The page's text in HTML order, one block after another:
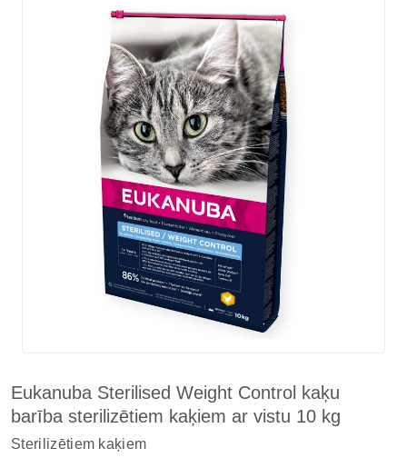
Eukanuba Sterilised Weight Control kaķu
barība sterilizētiem kaķiem ar vistu 10 kg
Sterilizētiem kaķiem